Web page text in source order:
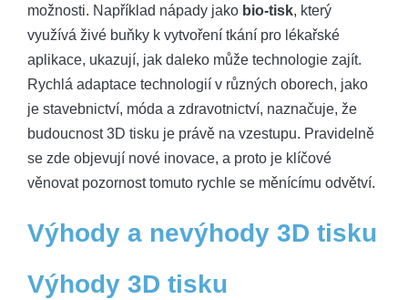
možnosti. Například nápady jako bio-tisk, který
využívá živé buňky k vytvoření tkání pro lékařské
aplikace, ukazují, jak daleko může technologie zajít.
Rychlá adaptace technologií v různých oborech, jako
je stavebnictví, móda a zdravotnictví, naznačuje, že
budoucnost 3D tisku je právě na vzestupu. Pravidelně
se zde objevují nové inovace, a proto je klíčové
věnovat pozornost tomuto rychle se měnícímu odvětví.
Výhody a nevýhody 3D tisku
Výhody 3D tisku